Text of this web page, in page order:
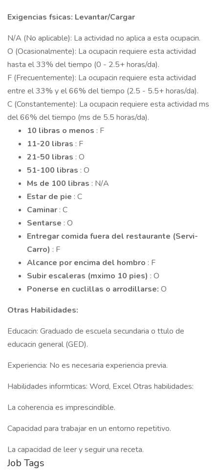
Exigencias fsicas: Levantar/Cargar
N/A (No aplicable): La actividad no aplica a esta ocupacin.
O (Ocasionalmente): La ocupacin requiere esta actividad
hasta el 33% del tiempo (0 - 2.5+ horas/da).
F (Frecuentemente): La ocupacin requiere esta actividad
entre el 33% y el 66% del tiempo (2.5 - 5.5+ horas/da).
C (Constantemente): La ocupacin requiere esta actividad ms
del 66% del tiempo (ms de 5.5 horas/da).
10 libras o menos : F
11-20 libras : F
21-50 libras : O
51-100 libras : O
Ms de 100 libras : N/A
Estar de pie : C
Caminar : C
Sentarse : O
Entregar comida fuera del restaurante (Servi-
Carro) : F
Alcance por encima del hombro : F
Subir escaleras (mximo 10 pies) : O
Ponerse en cuclillas o arrodillarse: O
Otras Habilidades:
Educacin: Graduado de escuela secundaria o ttulo de
educacin general (GED).
Experiencia: No es necesaria experiencia previa.
Habilidades informticas: Word, Excel Otras habilidades:
La coherencia es imprescindible.
Capacidad para trabajar en un entorno repetitivo.
La capacidad de leer y seguir una receta.
Job Tags